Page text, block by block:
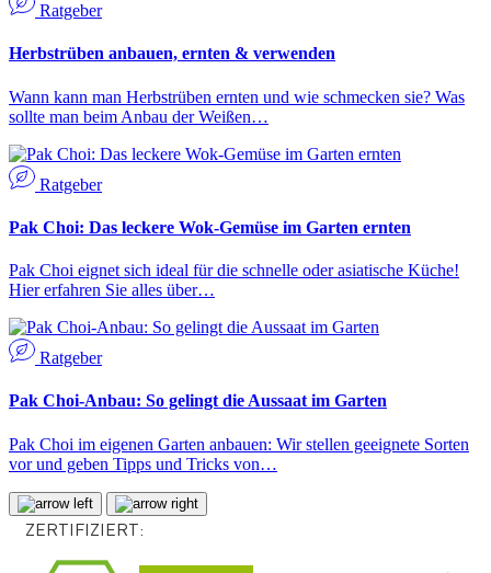
Ratgeber
Herbstrüben anbauen, ernten & verwenden
Wann kann man Herbstrüben ernten und wie schmecken sie? Was
sollte man beim Anbau der Weißen…
Ratgeber
Pak Choi: Das leckere Wok-Gemüse im Garten ernten
Pak Choi eignet sich ideal für die schnelle oder asiatische Küche!
Hier erfahren Sie alles über…
Ratgeber
Pak Choi-Anbau: So gelingt die Aussaat im Garten
Pak Choi im eigenen Garten anbauen: Wir stellen geeignete Sorten
vor und geben Tipps und Tricks von…
ZERTIFIZIERT: